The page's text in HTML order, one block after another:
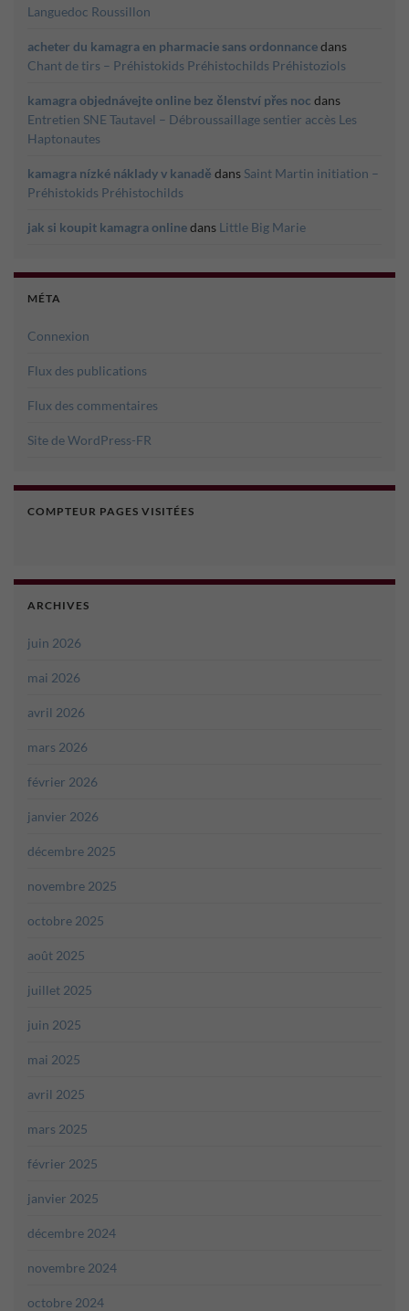
Languedoc Roussillon
acheter du kamagra en pharmacie sans ordonnancedans
Chant de tirs – Préhistokids Préhistochilds Préhistoziols
kamagra objednávejte online bez členství přes noc dans
Entretien SNE Tautavel – Débroussaillage sentier accès Les
Haptonautes
kamagra nízké náklady v kanadě dans Saint Martin initiation –
Préhistokids Préhistochilds
jak si koupit kamagra onlinedans Little Big Marie
MÉTA
Connexion
Flux des publications
Flux des commentaires
Site de WordPress-FR
COMPTEUR PAGES VISITÉES
ARCHIVES
juin 2026
mai 2026
avril 2026
mars 2026
février 2026
janvier 2026
décembre 2025
novembre 2025
octobre 2025
août 2025
juillet 2025
juin 2025
mai 2025
avril 2025
mars 2025
février 2025
janvier 2025
décembre 2024
novembre 2024
octobre 2024